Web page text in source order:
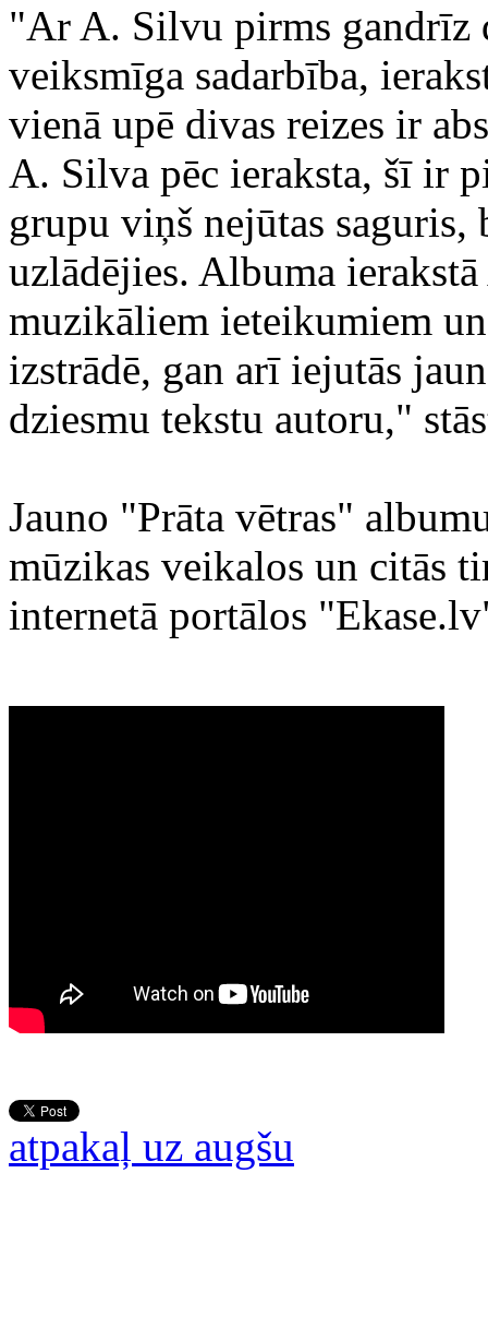
"Ar A. Silvu pirms gandrīz
veiksmīga sadarbība,
vienā upē divas reizes ir
A. Silva pēc ieraksta, šī ir
grupu viņš nejūtas
uzlādējies. Albuma
muzikāliem ieteikumiem
izstrādē, gan arī iejutās
dziesmu tekstu autoru,"
Jauno "Prāta vētras"
mūzikas veikalos un citās
internetā portālos
atpakaļ uz augšu